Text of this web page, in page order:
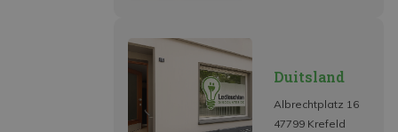
Duitsland
Albrechtplatz 16
47799 Krefeld